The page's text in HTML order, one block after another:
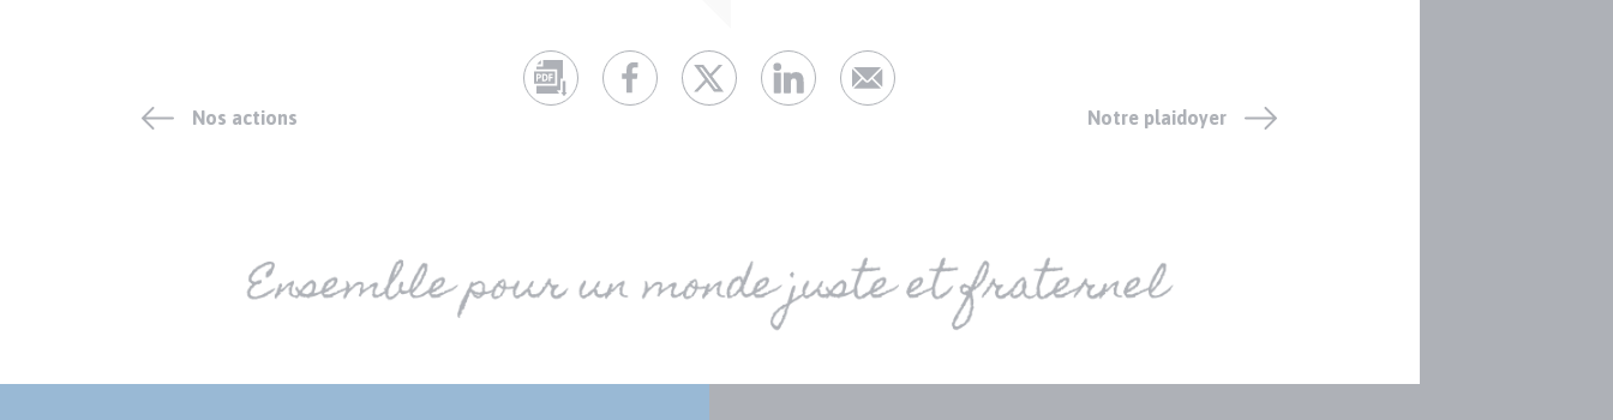
Nos actions Notre plaidoyer